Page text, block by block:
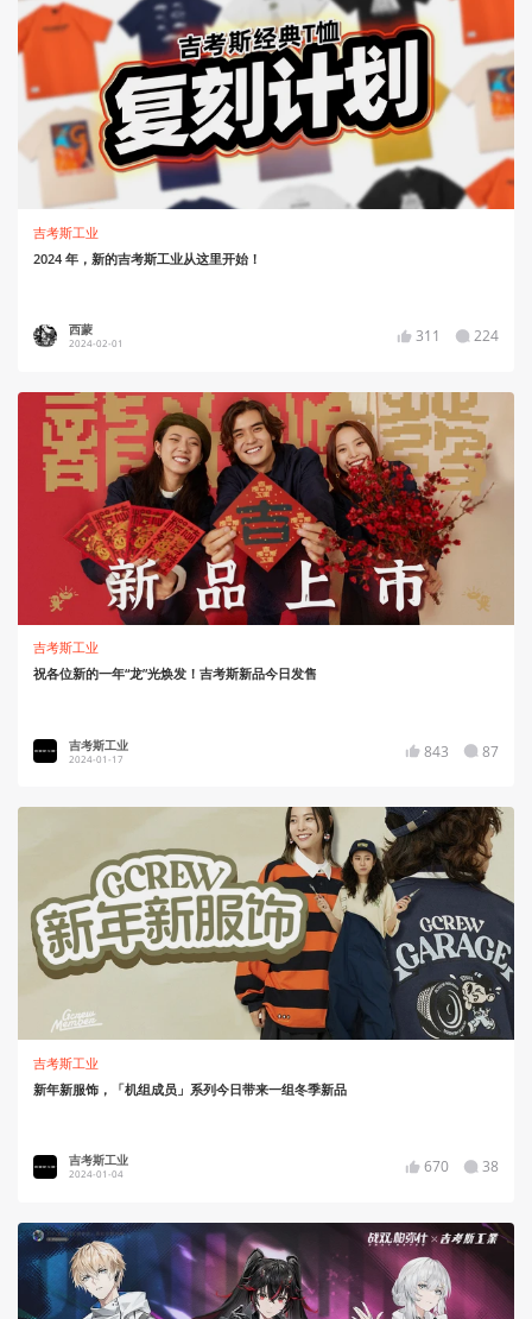
吉考斯工业
2024 年，新的吉考斯工业从这里开始！
西蒙
2024-02-01 311 224
吉考斯工业
祝各位新的一年“龙”光焕发！吉考斯新品今日发售
吉考斯工业
2024-01-17 843 87
吉考斯工业
新年新服饰，「机组成员」系列今日带来一组冬季新品
吉考斯工业
2024-01-04 670 38